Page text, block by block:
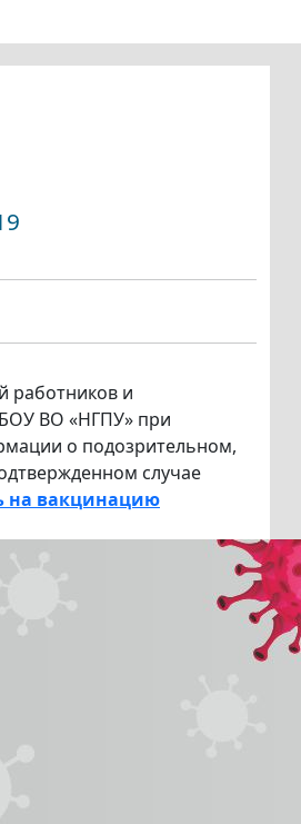
работников и
ВО «НГПУ» при
о подозрительном,
случае
на вакцинацию